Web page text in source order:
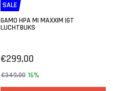
SALE
GAMO HPA MI MAXXIM IGT
LUCHTBUKS
€299,00
€349,00 16%